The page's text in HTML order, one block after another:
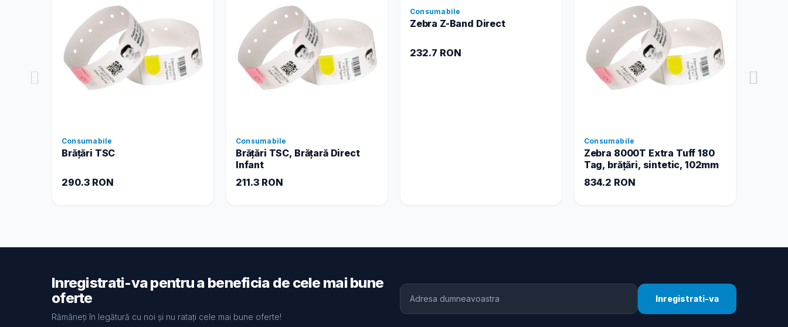
Consumabile
Brățări TSC
290.3 RON
Consumabile
Brățări TSC, Brățară Direct
Infant
211.3 RON
Consumabile
Zebra Z-Band Direct
232.7 RON
Consumabile
Zebra 8000T Extra Tuff 180
Tag, brățări, sintetic, 102mm
834.2 RON
Inregistrati-va pentru a beneficia de cele mai bune
oferte
Rămâneți în legătură cu noi și nu ratați cele mai bune oferte!
Inregistrati-va